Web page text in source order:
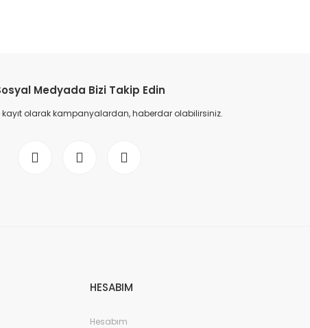
Medyada Bizi Takip Edin
kayıt olarak kampanyalardan, haberdar olabilirsiniz.
HESABIM
Hesabım